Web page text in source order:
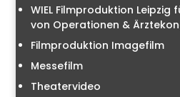
WIEL Filmproduktion
von Operationen &
Filmproduktion Imagefilm
Messefilm
Theatervideo